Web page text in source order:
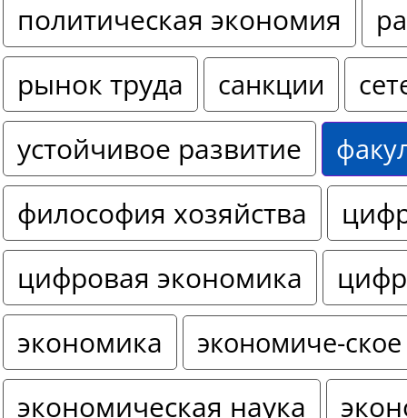
политическая экономия
рынок труда санкции
устойчивое развитие
философия хозяйства
цифровая экономика
экономика
экономиче-
экономическая наука